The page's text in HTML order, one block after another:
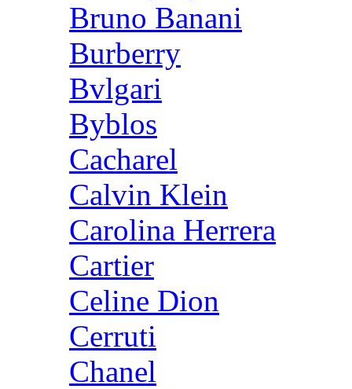
Bruno Banani
Burberry
Bvlgari
Byblos
Cacharel
Calvin Klein
Carolina Herrera
Cartier
Celine Dion
Cerruti
Chanel